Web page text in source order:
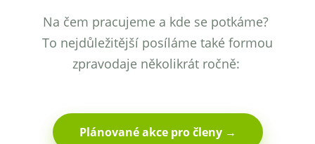
Na čem pracujeme a kde se potkáme?
To nejdůležitější posíláme také formou
zpravodaje několikrát ročně:
Plánované akce pro členy →